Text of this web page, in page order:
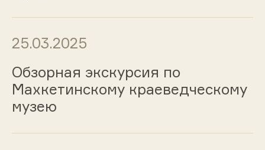
25.03.2025
Обзорная экскурсия по
Махкетинскому краеведческому
музею